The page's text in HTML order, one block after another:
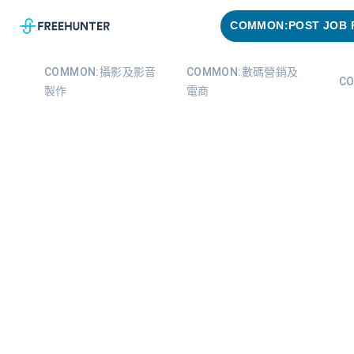
COMMON:POST JOB
COMMON:攝影及影音
製作
COMMON:數碼營銷及
電商